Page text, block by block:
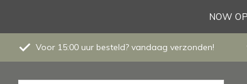
Voor 15:00 uur besteld? vandaag verzonden!
NOW